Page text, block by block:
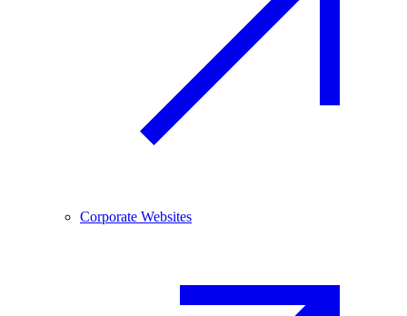
Corporate Websites